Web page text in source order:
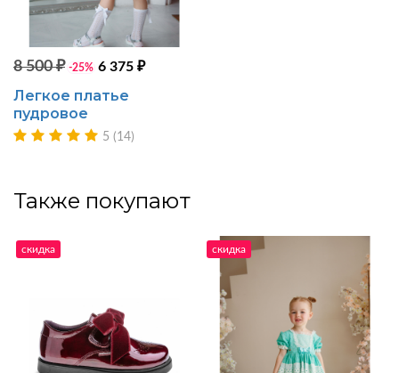
8 500 ₽ -25% 6 375 ₽
Легкое платье
пудровое
5 (14)
Также покупают
скидка скидка